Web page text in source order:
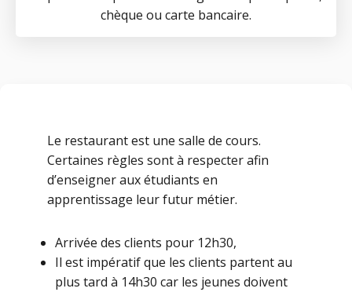
chèque ou carte bancaire.
Le restaurant est une salle de cours.
Certaines règles sont à respecter afin
d’enseigner aux étudiants en
apprentissage leur futur métier.
Arrivée des clients pour 12h30,
Il est impératif que les clients partent au
plus tard à 14h30 car les jeunes doivent